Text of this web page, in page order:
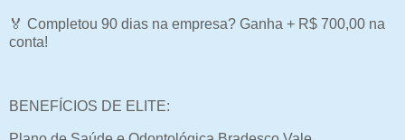
🏅 Completou 90 dias na empresa? Ganha + R$ 700,00 na
conta!
BENEFÍCIOS DE ELITE: